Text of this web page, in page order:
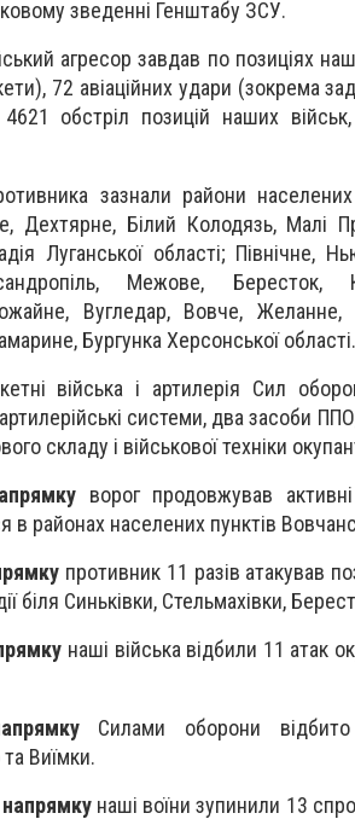
зведенні Генштабу ЗСУ.
агресор завдав по позиціях
72 авіаційних удари (зокрема
4621 обстріл позицій наших
зазнали райони
Дехтярне, Білий Колодязь, Малі
Луганської області; Північне,
Межове, Бересток,
Вугледар, Вовче, Желанне,
Бургунка Херсонської області.
війська і артилерія Сил
системи, два засоби
складу і військової техніки
ворог продовжував
в районах населених пунктів
противник 11 разів атакував
біля Синьківки, Стельмахівки,
наші війська відбили 11 атак
Силами оборони
Виїмки.
наші воїни зупинили 13